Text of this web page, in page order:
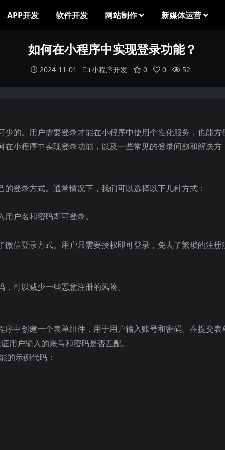
APP开发 软件开发 网站制作 新媒体运营
如何在小程序中实现登录功能？
2024-11-01 小程序开发 0 0 52
的。用户需要登录才能在小程序中使用个性化服务，也能方
小程序中实现登录功能，以及一些常见的登录问题和解决方
登录方式。通常情况下，我们可以选择以下几种方式：
户名和密码即可登录。
微信登录方式。用户只需要授权即可登录，免去了繁琐的注册
可以减少一些恶意注册的风险。
中创建一个表单组件，用于用户输入账号和密码。在提交表
用户输入的账号和密码是否匹配。
的示例代码：